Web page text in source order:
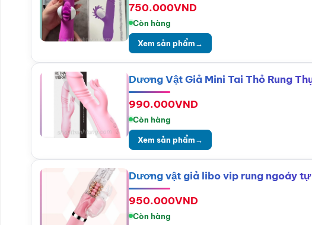
750.000VND
Còn hàng
Xem sản phẩm→
Dương Vật Giả Mini Tai Thỏ Rung
990.000VND
Còn hàng
Xem sản phẩm→
Dương vật giả libo vip rung ngoáy
950.000VND
Còn hàng